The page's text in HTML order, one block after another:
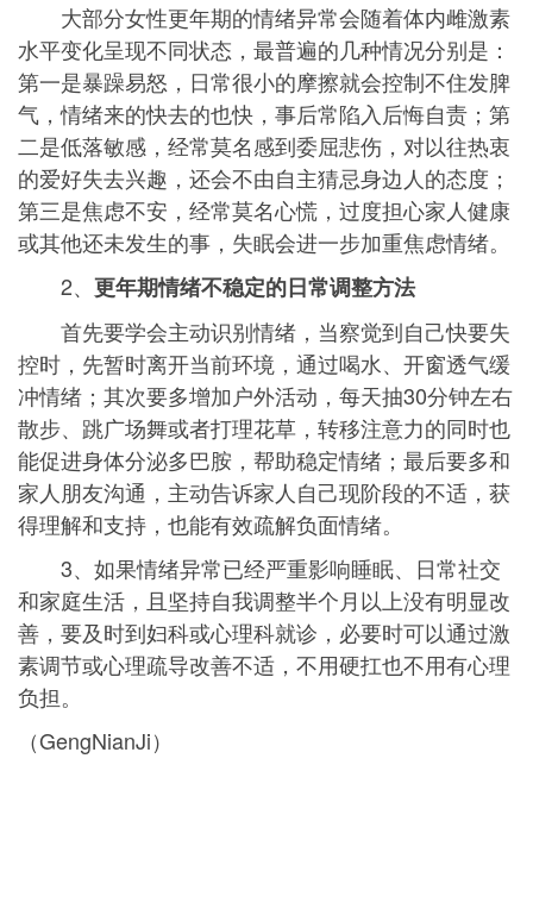
大部分女性更年期的情绪异常会随着体内雌激素
水平变化呈现不同状态，最普遍的几种情况分别是：
第一是暴躁易怒，日常很小的摩擦就会控制不住发脾
气，情绪来的快去的也快，事后常陷入后悔自责；第
二是低落敏感，经常莫名感到委屈悲伤，对以往热衷
的爱好失去兴趣，还会不由自主猜忌身边人的态度；
第三是焦虑不安，经常莫名心慌，过度担心家人健康
或其他还未发生的事，失眠会进一步加重焦虑情绪。
2、 更年期情绪不稳定的日常调整方法
首先要学会主动识别情绪，当察觉到自己快要失
控时，先暂时离开当前环境，通过喝水、开窗透气缓
冲情绪；其次要多增加户外活动，每天抽30分钟左右
散步、跳广场舞或者打理花草，转移注意力的同时也
能促进身体分泌多巴胺，帮助稳定情绪；最后要多和
家人朋友沟通，主动告诉家人自己现阶段的不适，获
得理解和支持，也能有效疏解负面情绪。
3、如果情绪异常已经严重影响睡眠、日常社交
和家庭生活，且坚持自我调整半个月以上没有明显改
善，要及时到妇科或心理科就诊，必要时可以通过激
素调节或心理疏导改善不适，不用硬扛也不用有心理
负担。
（GengNianJi）